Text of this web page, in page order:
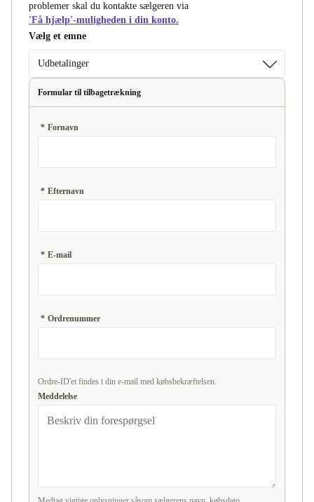
problemer skal du kontakte sælgeren via
'Få hjælp'-muligheden i din konto.
Vælg et emne
Udbetalinger
Formular til tilbagetrækning
* Fornavn
* Efternavn
* E-mail
* Ordrenummer
Ordre-ID'et findes i din e-mail med købsbekræftelsen.
Meddelelse